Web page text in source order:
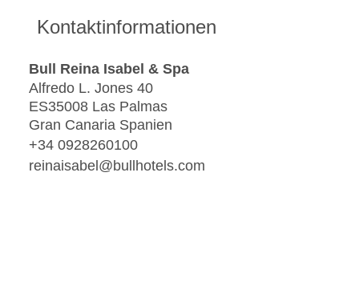
Kontaktinformationen
Bull Reina Isabel & Spa
Alfredo L. Jones 40
ES35008 Las Palmas
Gran Canaria Spanien
+34 0928260100
reinaisabel@bullhotels.com